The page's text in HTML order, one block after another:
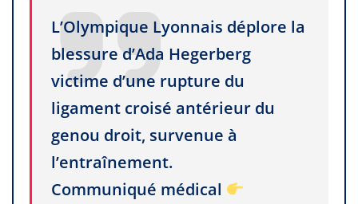
L’Olympique Lyonnais déplore la
blessure d’Ada Hegerberg
victime d’une rupture du
ligament croisé antérieur du
genou droit, survenue à
l’entraînement.
Communiqué médical